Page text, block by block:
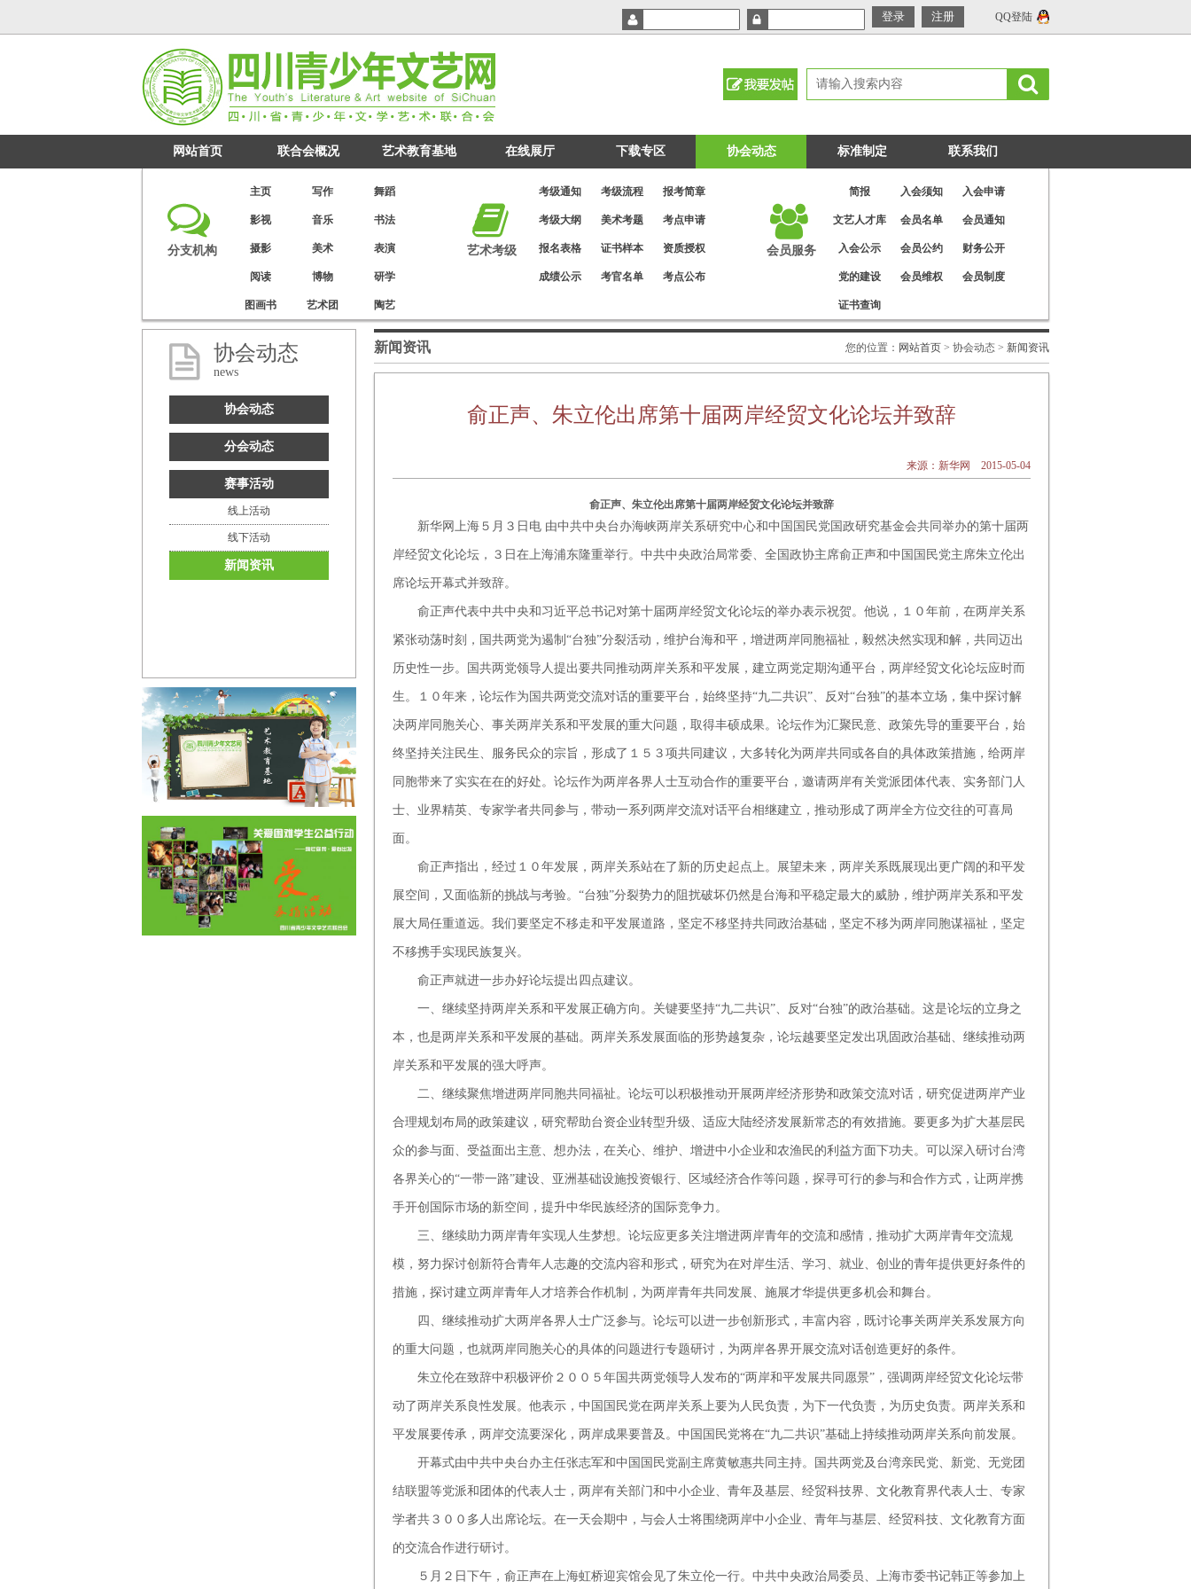
QQ登陆
网站首页 联合会概况 艺术教育基地 在线展厅 下载专区 协会动态 标准制定 联系我们
分支机构
主页 写作 舞蹈
影视 音乐 书法
摄影 美术 表演
阅读 博物 研学
图画书 艺术团 陶艺
艺术考级
考级通知 考级流程 报考简章
考级大纲 美术考题 考点申请
报名表格 证书样本 资质授权
成绩公示 考官名单 考点公布
会员服务
简报 入会须知 入会申请
文艺人才库 会员名单 会员通知
入会公示 会员公约 财务公开
党的建设 会员维权 会员制度
证书查询
协会动态
news
协会动态
分会动态
赛事活动
线上活动
线下活动
新闻资讯
您的位置： 网站首页 > 协会动态 > 新闻资讯
新闻资讯
俞正声、朱立伦出席第十届两岸经贸文化论坛并致辞
来源：新华网 2015-05-04
俞正声、朱立伦出席第十届两岸经贸文化论坛并致辞
新华网上海５月３日电 由中共中央台办海峡两岸关系研究中心和中国国民党国政研究基金会共同举办的第十届两
岸经贸文化论坛，３日在上海浦东隆重举行。中共中央政治局常委、全国政协主席俞正声和中国国民党主席朱立伦出
席论坛开幕式并致辞。
俞正声代表中共中央和习近平总书记对第十届两岸经贸文化论坛的举办表示祝贺。他说，１０年前，在两岸关系
紧张动荡时刻，国共两党为遏制“台独”分裂活动，维护台海和平，增进两岸同胞福祉，毅然决然实现和解，共同迈出
历史性一步。国共两党领导人提出要共同推动两岸关系和平发展，建立两党定期沟通平台，两岸经贸文化论坛应时而
生。１０年来，论坛作为国共两党交流对话的重要平台，始终坚持“九二共识”、反对“台独”的基本立场，集中探讨解
决两岸同胞关心、事关两岸关系和平发展的重大问题，取得丰硕成果。论坛作为汇聚民意、政策先导的重要平台，始
终坚持关注民生、服务民众的宗旨，形成了１５３项共同建议，大多转化为两岸共同或各自的具体政策措施，给两岸
同胞带来了实实在在的好处。论坛作为两岸各界人士互动合作的重要平台，邀请两岸有关党派团体代表、实务部门人
士、业界精英、专家学者共同参与，带动一系列两岸交流对话平台相继建立，推动形成了两岸全方位交往的可喜局
面。
俞正声指出，经过１０年发展，两岸关系站在了新的历史起点上。展望未来，两岸关系既展现出更广阔的和平发
展空间，又面临新的挑战与考验。“台独”分裂势力的阻扰破坏仍然是台海和平稳定最大的威胁，维护两岸关系和平发
展大局任重道远。我们要坚定不移走和平发展道路，坚定不移坚持共同政治基础，坚定不移为两岸同胞谋福祉，坚定
不移携手实现民族复兴。
俞正声就进一步办好论坛提出四点建议。
一、继续坚持两岸关系和平发展正确方向。关键要坚持“九二共识”、反对“台独”的政治基础。这是论坛的立身之
本，也是两岸关系和平发展的基础。两岸关系发展面临的形势越复杂，论坛越要坚定发出巩固政治基础、继续推动两
岸关系和平发展的强大呼声。
二、继续聚焦增进两岸同胞共同福祉。论坛可以积极推动开展两岸经济形势和政策交流对话，研究促进两岸产业
合理规划布局的政策建议，研究帮助台资企业转型升级、适应大陆经济发展新常态的有效措施。要更多为扩大基层民
众的参与面、受益面出主意、想办法，在关心、维护、增进中小企业和农渔民的利益方面下功夫。可以深入研讨台湾
各界关心的“一带一路”建设、亚洲基础设施投资银行、区域经济合作等问题，探寻可行的参与和合作方式，让两岸携
手开创国际市场的新空间，提升中华民族经济的国际竞争力。
三、继续助力两岸青年实现人生梦想。论坛应更多关注增进两岸青年的交流和感情，推动扩大两岸青年交流规
模，努力探讨创新符合青年人志趣的交流内容和形式，研究为在对岸生活、学习、就业、创业的青年提供更好条件的
措施，探讨建立两岸青年人才培养合作机制，为两岸青年共同发展、施展才华提供更多机会和舞台。
四、继续推动扩大两岸各界人士广泛参与。论坛可以进一步创新形式，丰富内容，既讨论事关两岸关系发展方向
的重大问题，也就两岸同胞关心的具体的问题进行专题研讨，为两岸各界开展交流对话创造更好的条件。
朱立伦在致辞中积极评价２００５年国共两党领导人发布的“两岸和平发展共同愿景”，强调两岸经贸文化论坛带
动了两岸关系良性发展。他表示，中国国民党在两岸关系上要为人民负责，为下一代负责，为历史负责。两岸关系和
平发展要传承，两岸交流要深化，两岸成果要普及。中国国民党将在“九二共识”基础上持续推动两岸关系向前发展。
开幕式由中共中央台办主任张志军和中国国民党副主席黄敏惠共同主持。国共两党及台湾亲民党、新党、无党团
结联盟等党派和团体的代表人士，两岸有关部门和中小企业、青年及基层、经贸科技界、文化教育界代表人士、专家
学者共３００多人出席论坛。在一天会期中，与会人士将围绕两岸中小企业、青年与基层、经贸科技、文化教育方面
的交流合作进行研讨。
５月２日下午，俞正声在上海虹桥迎宾馆会见了朱立伦一行。中共中央政治局委员、上海市委书记韩正等参加上